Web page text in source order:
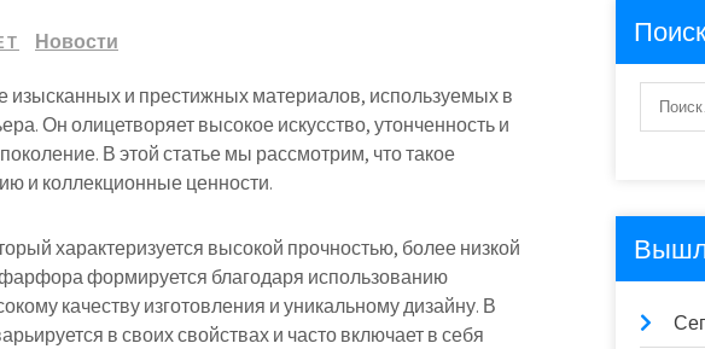
Новости
изысканных и престижных материалов, используемых в
Он олицетворяет высокое искусство, утонченность и
В этой статье мы рассмотрим, что такое
и коллекционные ценности.
характеризуется высокой прочностью, более низкой
формируется благодаря использованию
качеству изготовления и уникальному дизайну. В
в своих свойствах и часто включает в себя